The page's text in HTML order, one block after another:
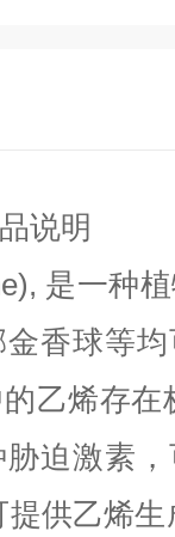
说明
是一种
香球等
乙烯存
迫激素
供乙烯